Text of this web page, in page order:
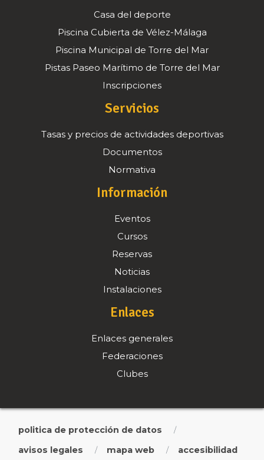
Casa del deporte
Piscina Cubierta de Vélez-Málaga
Piscina Municipal de Torre del Mar
Pistas Paseo Marítimo de Torre del Mar
Inscripciones
Servicios
Tasas y precios de actividades deportivas
Documentos
Normativa
Información
Eventos
Cursos
Reservas
Noticias
Instalaciones
Enlaces
Enlaces generales
Federaciones
Clubes
politica de protección de datos /
avisos legales / mapa web / accesibilidad